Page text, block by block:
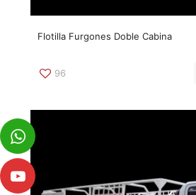
Flotilla Furgones Doble Cabina
96